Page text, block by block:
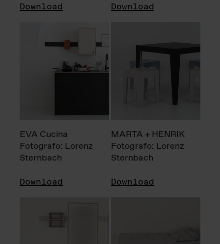
Download Download
EVA Cucina
Fotografo: Lorenz
Sternbach
Download
MARTA + HENRIK
Fotografo: Lorenz
Sternbach
Download